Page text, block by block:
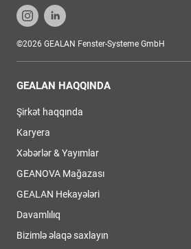
©2026 GEALAN Fenster-Systeme GmbH
GEALAN HAQQINDA
Şirkət haqqında
Karyera
Xəbərlər & Yayımlar
GEANOVA Mağazası
GEALAN Hekayələri
Davamlılıq
Bizimlə əlaqə saxlayın